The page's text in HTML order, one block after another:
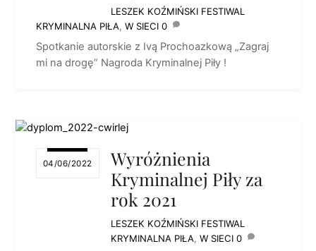
LESZEK KOŹMIŃSKI FESTIWAL
KRYMINALNA PIŁA, W SIECI 0
Spotkanie autorskie z Ivą Prochoazkową „Zagraj
mi na drogę” Nagroda Kryminalnej Piły !
04/06/2022
Wyróżnienia
Kryminalnej Piły za
rok 2021
LESZEK KOŹMIŃSKI FESTIWAL
KRYMINALNA PIŁA, W SIECI 0